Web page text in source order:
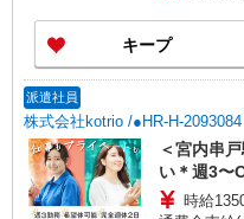
キープ
派遣社員
株式会社kotrio /●HR-H-2093084
＜宮内串
い＊週3〜
時給